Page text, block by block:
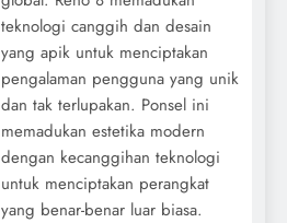
teknologi canggih dan desain
yang apik untuk menciptakan
pengalaman pengguna yang unik
dan tak terlupakan. Ponsel ini
memadukan estetika modern
dengan kecanggihan teknologi
untuk menciptakan perangkat
yang benar-benar luar biasa.